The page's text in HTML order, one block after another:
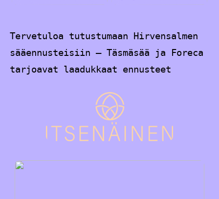
Tervetuloa tutustumaan Hirvensalmen
sääennusteisiin – Täsmäsää ja Foreca
tarjoavat laadukkaat ennusteet